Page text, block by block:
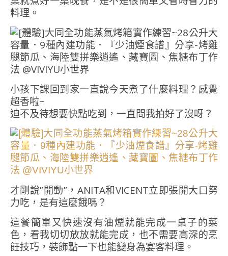
料理。
小孩下課回到家一直說今天煮了什麼料理？感覺
超香啦~
迫不及待想要快點吃到，一直問我拍好了沒呀？
才剛說”開動”，ANITA和VICENT立即張開大口努
力吃，是有這麼餓嗎？
這餐簡單又快速沒有油煙就能完成一桌子的菜
色，看我切切放放就能完成，也不需要高深的烹
飪技巧，裝飾點一下也能變身為宴客料理。